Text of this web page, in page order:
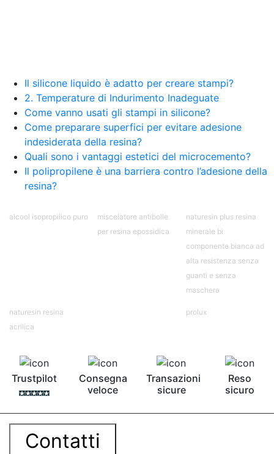
bicomponente plastica Bicomponente
trasparente Pasta bicomponente per metalli
Epossidica bicomponente Bicomponente
epossidico Colle bicomponenti Epossidica
significato Epossidico significato Polietilene telo
Smalto epossidico Colla epossidica legno Colla
epossidica per plastica Collanti epossidici Colla
bicomponente per plastica Cariche per Epossidici
Cariche Epossidiche Adesivo bicomponente
Applicazioni di Epossidici Colle epossidiche
Mastice epossidico Adesivo epossidico
bicomponente Malta epossidica Colla
bicomponente Pavimento epossidico pro e
contro Epossidica Colla epossidica plastica See
Il silicone liquido è adatto per creare stampi?
2. Temperature di Indurimento Inadeguate
Come vanno usati gli stampi in silicone?
Come preparare superfici per evitare adesione
indesiderata della resina?
Quali sono i vantaggi estetici del microcemento?
Il polipropilene è una barriera contro l’adesione della
resina?
alcool isopropilico puro
miscelatore antibolle
per resina epossidica
naturesin plus resina
minerale bi
componente bianca ad
alta resistenza senza
guanti e senza
maschera
naturesin resina
acrilica
prolux
Trustpilot
Consegna
veloce
Transazioni
sicure
Reso
sicuro
Contatti